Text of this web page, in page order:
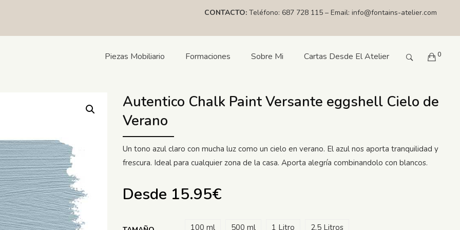
CONTACTO: Teléfono: 687 728 115 – Email: info@fontains-atelier.com
Piezas Mobiliario Formaciones Sobre Mi Cartas Desde El Atelier 0
Autentico Chalk Paint Versante eggshell Cielo de
Verano
Un tono azul claro con mucha luz como un cielo en verano. El azul nos aporta tranquilidad y
frescura. Ideal para cualquier zona de la casa. Aporta alegría combinandolo con blancos.
Desde 15.95€
100 ml 500 ml 1 Litro 2,5 Litros